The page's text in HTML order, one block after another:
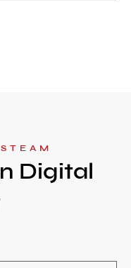
Digital